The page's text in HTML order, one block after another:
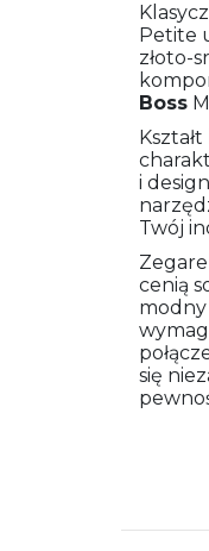
Petite
złoto-
Boss
i
Twój
cenią
modny
się